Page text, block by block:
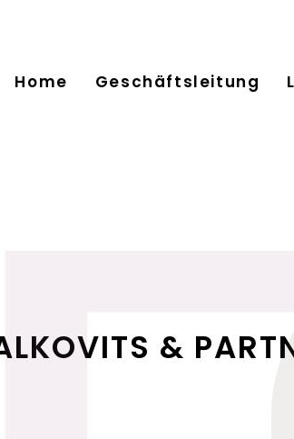
Home
Geschäftsleitung
&